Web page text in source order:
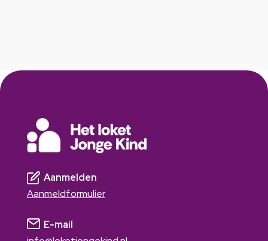
Aanmelden
Aanmeldformulier
E-mail